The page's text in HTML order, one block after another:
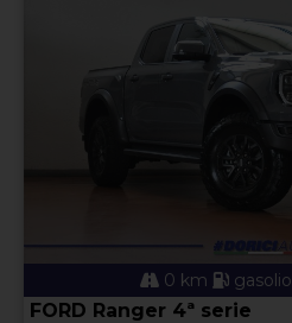
0 km gasolio
FORD Ranger 4ª serie